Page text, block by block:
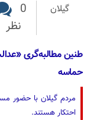
گیلان
0
نظر
طنین مطالبه‌گری
حماسه
مردم گیلان با حضور
احتکار هستند.